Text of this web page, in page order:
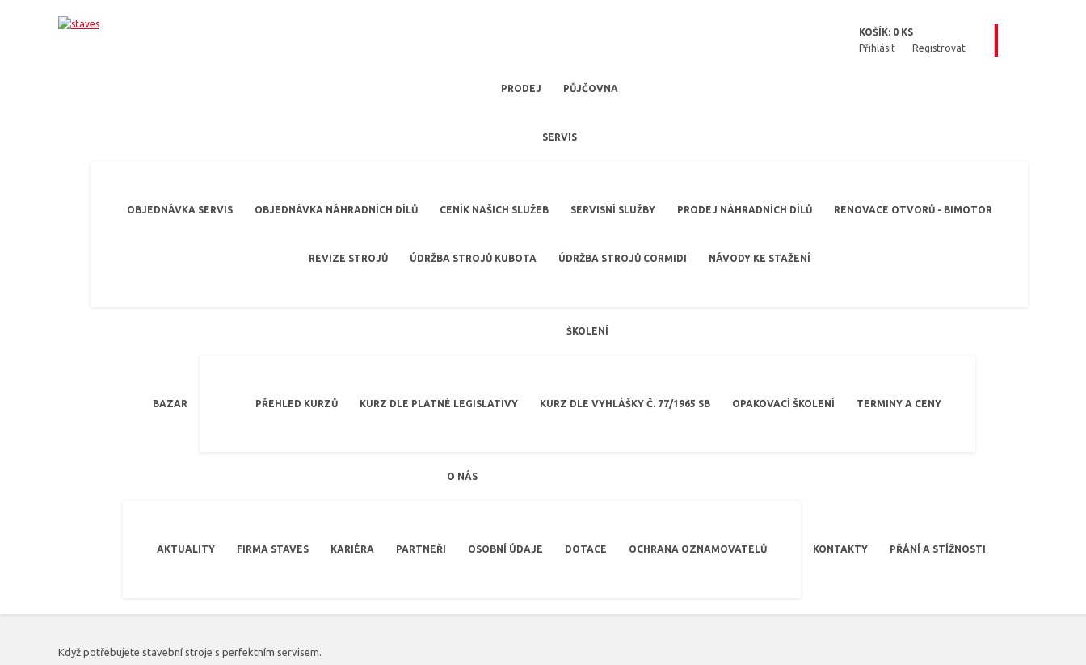
KOŠÍK: 0 KS
Přihlásit
Registrovat
PRODEJ PŮJČOVNA
SERVIS
OBJEDNÁVKA SERVIS OBJEDNÁVKA NÁHRADNÍCH DÍLŮ CENÍK NAŠICH SLUŽEB SERVISNÍ SLUŽBY PRODEJ NÁHRADNÍCH DÍLŮ RENOVACE OTVORŮ - BIMOTOR
REVIZE STROJŮ ÚDRŽBA STROJŮ KUBOTA ÚDRŽBA STROJŮ CORMIDI NÁVODY KE STAŽENÍ
BAZAR
ŠKOLENÍ
PŘEHLED KURZŮ KURZ DLE PLATNÉ LEGISLATIVY KURZ DLE VYHLÁŠKY Č. 77/1965 SB OPAKOVACÍ ŠKOLENÍ TERMINY A CENY
O NÁS
AKTUALITY FIRMA STAVES KARIÉRA PARTNEŘI OSOBNÍ ÚDAJE DOTACE OCHRANA OZNAMOVATELŮ KONTAKTY PŘÁNÍ A STÍŽNOSTI
Když potřebujete stavební stroje s perfektním servisem.